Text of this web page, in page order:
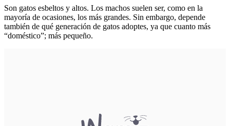
Son gatos esbeltos y altos. Los machos suelen ser, como en la
mayoría de ocasiones, los más grandes. Sin embargo, depende
también de qué generación de gatos adoptes, ya que cuanto más
“doméstico”; más pequeño.